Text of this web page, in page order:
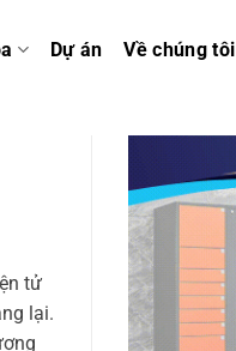
Dự án Về chúng tôi
tử
lại.